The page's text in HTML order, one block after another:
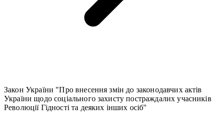
Закон України "Про внесення змін до законодавчих актів
України щодо соціального захисту постраждалих учасників
Революції Гідності та деяких інших осіб"